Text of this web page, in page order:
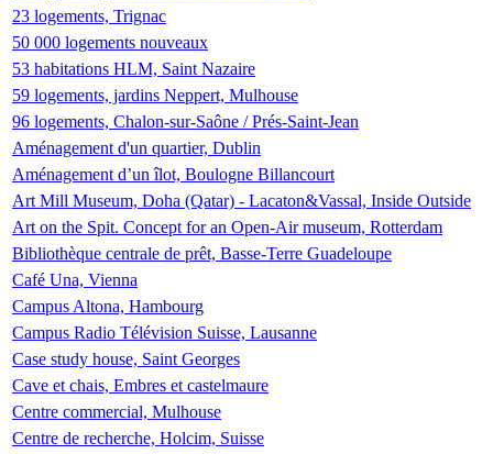
23 logements, Trignac
50 000 logements nouveaux
53 habitations HLM, Saint Nazaire
59 logements, jardins Neppert, Mulhouse
96 logements, Chalon-sur-Saône / Prés-Saint-Jean
Aménagement d'un quartier, Dublin
Aménagement d’un îlot, Boulogne Billancourt
Art Mill Museum, Doha (Qatar) - Lacaton&Vassal, Inside Outside
Art on the Spit. Concept for an Open-Air museum, Rotterdam
Bibliothèque centrale de prêt, Basse-Terre Guadeloupe
Café Una, Vienna
Campus Altona, Hambourg
Campus Radio Télévision Suisse, Lausanne
Case study house, Saint Georges
Cave et chais, Embres et castelmaure
Centre commercial, Mulhouse
Centre de recherche, Holcim, Suisse